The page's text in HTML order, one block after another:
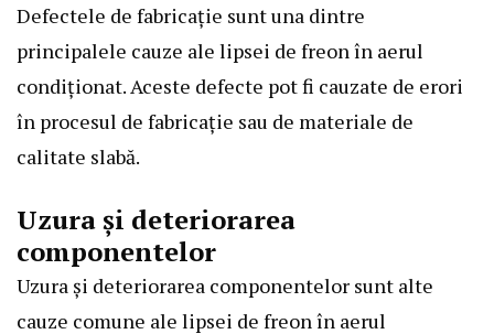
Defectele de fabricație sunt una dintre
principalele cauze ale lipsei de freon în aerul
condiționat. Aceste defecte pot fi cauzate de erori
în procesul de fabricație sau de materiale de
calitate slabă.
Uzura și deteriorarea
componentelor
Uzura și deteriorarea componentelor sunt alte
cauze comune ale lipsei de freon în aerul